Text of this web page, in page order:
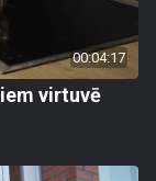
00:04:17
virtuvē